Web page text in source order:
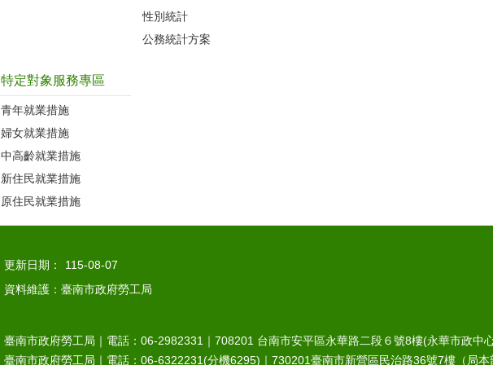
性別統計
公務統計方案
特定對象服務專區
青年就業措施
婦女就業措施
中高齡就業措施
新住民就業措施
原住民就業措施
更新日期：
115-08-07
資料維護：臺南市政府勞工局
臺南市政府勞工局｜電話：06-2982331｜ 708201 台南市安平區永華路二段６號8樓(永華市政中
臺南市政府勞工局｜電話：06-6322231(分機6295)｜ 730201臺南市新營區民治路36號7樓（局本